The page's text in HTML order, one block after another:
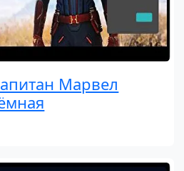
Марвел